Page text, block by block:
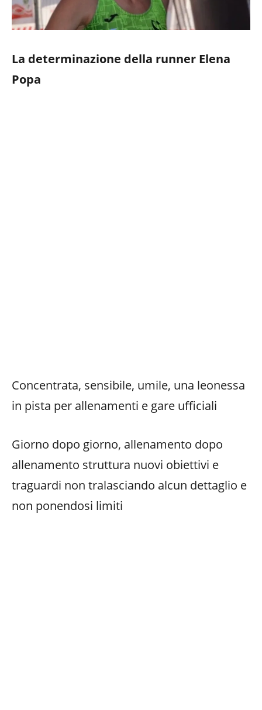
La determinazione della runner Elena
Popa
Concentrata, sensibile, umile, una leonessa
in pista per allenamenti e gare ufficiali
Giorno dopo giorno, allenamento dopo
allenamento struttura nuovi obiettivi e
traguardi non tralasciando alcun dettaglio e
non ponendosi limiti